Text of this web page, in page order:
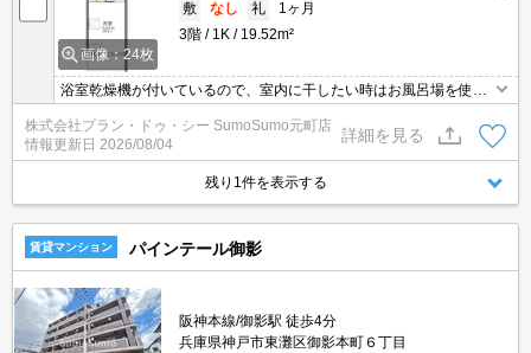
画像：24枚
敷
なし 礼
1ヶ月
3階
1K 19.52m²
浴室乾燥機が付いているので、室内に干したい時はお風呂場を使え
ば居住スペースを広く確保できます。訪問者をカメラで確認できる
TVインターホン設置済み。宅配業者が不審者かもしれないという不
安がある方でも宅配ボックスがあるので、接触することがなくなり
安心して荷物を受け取ることができます。バルコニーをご活用いた
株式会社プラン・ドゥ・シー SumoSumo元町店
情報更新日 2026/08/04
詳細を見る
残り1件を表示する
賃貸マンション パインテール御影
阪神本線/御影駅 徒歩4分
兵庫県神戸市東灘区御影本町６丁目